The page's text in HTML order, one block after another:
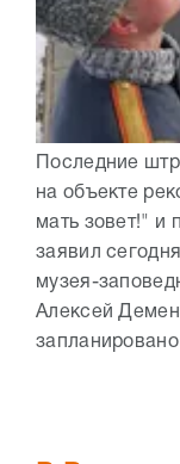
Последние
на объекте
мать зовет!" и
заявил
музея-
Алексей
запланировано